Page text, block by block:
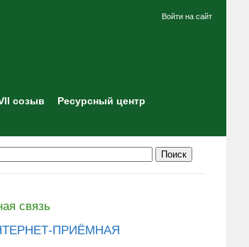
Войти на сайт
созыв
Ресурсный центр
связь
ПРИЁМНАЯ